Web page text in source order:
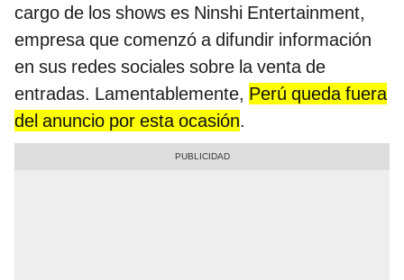
cargo de los shows es Ninshi Entertainment,
empresa que comenzó a difundir información
en sus redes sociales sobre la venta de
entradas. Lamentablemente, Perú queda fuera
del anuncio por esta ocasión.